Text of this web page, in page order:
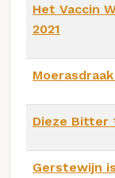
Het Vaccin
2021
Dieze Bitter
Gerstewijn